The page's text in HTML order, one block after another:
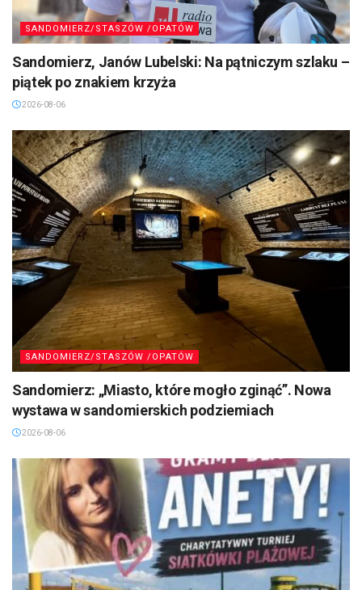
SANDOMIERZ/STASZÓW /OPATÓW
Sandomierz, Janów Lubelski: Na pątniczym szlaku –
piątek po znakiem krzyża
2026-08-06
SANDOMIERZ/STASZÓW /OPATÓW
Sandomierz: „Miasto, które mogło zginąć”. Nowa
wystawa w sandomierskich podziemiach
2026-08-06